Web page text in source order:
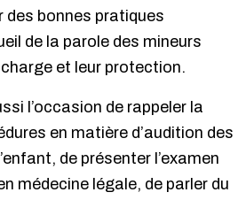
des bonnes pratiques
de la parole des mineurs
et leur protection.
l’occasion de rappeler la
en matière d’audition des
de présenter l’examen
médecine légale, de parler du